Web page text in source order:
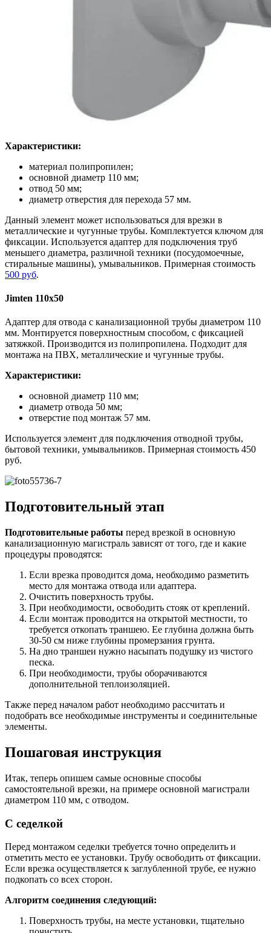
Характеристики:
материал полипропилен;
основной диаметр 110 мм;
отвод 50 мм;
диаметр отверстия для перехода 57 мм.
Данный элемент может использоваться для врезки в
металлические и чугунные трубы. Комплектуется ключом для
фиксации. Используется адаптер для подключения труб
меньшего диаметра, различной техники (посудомоечные,
стиральные машины), умывальников. Примерная стоимость
500 руб.
Jimten 110х50
Адаптер для отвода с канализационной трубы диаметром 110
мм. Монтируется поверхностным способом, с фиксацией
затяжкой. Производится из полипропилена. Подходит для
монтажа на ПВХ, металлические и чугунные трубы.
Характеристики:
основной диаметр 110 мм;
диаметр отвода 50 мм;
отверстие под монтаж 57 мм.
Используется элемент для подключения отводной трубы,
бытовой техники, умывальников. Примерная стоимость 450
руб.
Подготовительный этап
Подготовительные работы перед врезкой в основную
канализационную магистраль зависят от того, где и какие
процедуры проводятся:
Если врезка проводится дома, необходимо разметить
место для монтажа отвода или адаптера.
Очистить поверхность трубы.
При необходимости, освободить стояк от креплений.
Если монтаж проводится на открытой местности, то
требуется откопать траншею. Ее глубина должна быть
30-50 см ниже глубины промерзания грунта.
На дно траншеи нужно насыпать подушку из чистого
песка.
При необходимости, трубы оборачиваются
дополнительной теплоизоляцией.
Также перед началом работ необходимо рассчитать и
подобрать все необходимые инструменты и соединительные
элементы.
Пошаговая инструкция
Итак, теперь опишем самые основные способы
самостоятельной врезки, на примере основной магистрали
диаметром 110 мм, с отводом.
С седелкой
Перед монтажом седелки требуется точно определить и
отметить место ее установки. Трубу освободить от фиксации.
Если врезка осуществляется к заглубленной трубе, ее нужно
подкопать со всех сторон.
Алгоритм соединения следующий:
Поверхность трубы, на месте установки, тщательно